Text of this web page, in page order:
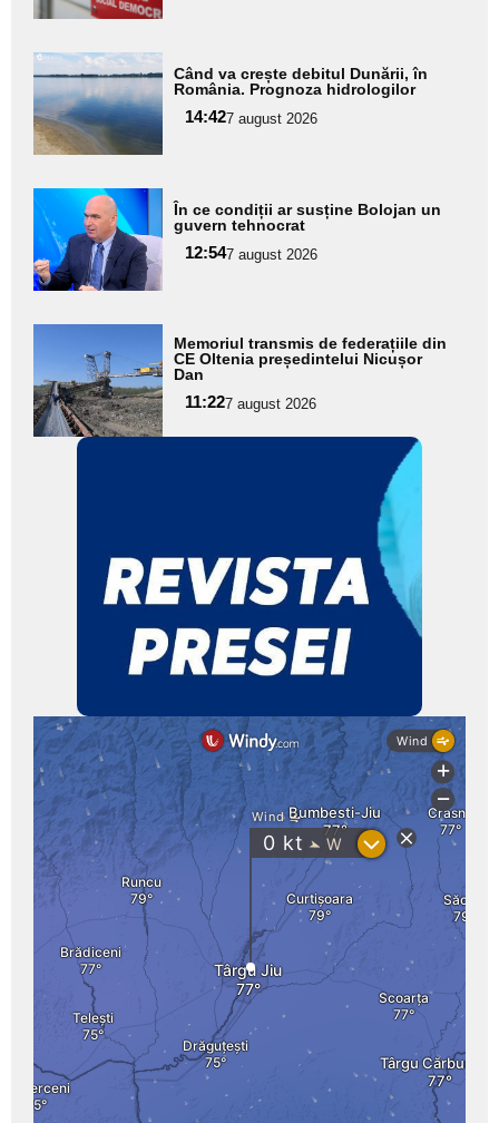
Adaugă
aici textul
pentru
subtitlu
Când va crește debitul Dunării, în
România. Prognoza hidrologilor
14:427 august 2026
Adaugă
aici textul
pentru
subtitlu
În ce condiții ar susține Bolojan un
guvern tehnocrat
12:547 august 2026
aici textul
pentru
subtitlu
Memoriul transmis de federațiile din
CE Oltenia președintelui Nicușor
Dan
11:227 august 2026